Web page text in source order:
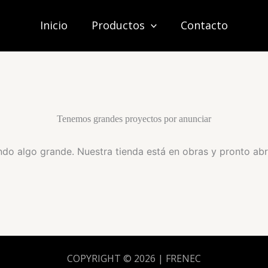
Inicio Productos Contacto
Tenemos grandes proyectos por anunciar
algo grande. Nuestra tienda está en obras y pronto
COPYRIGHT © 2026 | FRENEC